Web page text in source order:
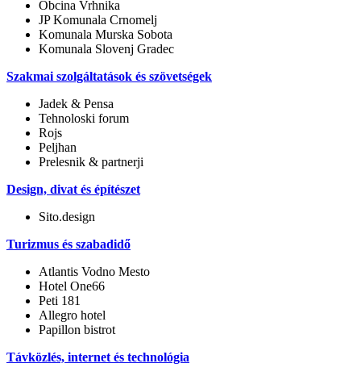
Obcina Vrhnika
JP Komunala Crnomelj
Komunala Murska Sobota
Komunala Slovenj Gradec
Szakmai szolgáltatások és szövetségek
Jadek & Pensa
Tehnoloski forum
Rojs
Peljhan
Prelesnik & partnerji
Design, divat és építészet
Sito.design
Turizmus és szabadidő
Atlantis Vodno Mesto
Hotel One66
Peti 181
Allegro hotel
Papillon bistrot
Távközlés, internet és technológia